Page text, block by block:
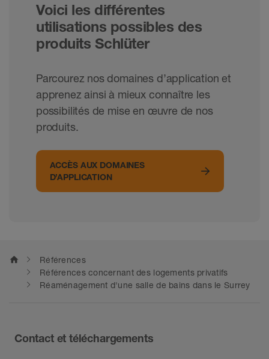
Voici les différentes
utilisations possibles des
produits Schlüter
Parcourez nos domaines d’application et
apprenez ainsi à mieux connaître les
possibilités de mise en œuvre de nos
produits.
ACCÈS AUX DOMAINES
D’APPLICATION
home
Références
Références concernant des logements privatifs
Réaménagement d'une salle de bains dans le Surrey
Contact et téléchargements